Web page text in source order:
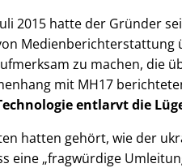
2015 hatte der Gründer
zu machen, die
mit MH17
entlarvt die
hatten gehört, wie der
eine fragwürdige